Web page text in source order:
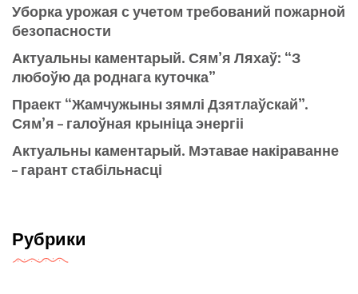
Уборка урожая с учетом требований пожарной
безопасности
Актуальны каментарый. Сям’я Ляхаў: “З
любоўю да роднага куточка”
Праект “Жамчужыны зямлі Дзятлаўскай”.
Сям’я – галоўная крыніца энергіі
Актуальны каментарый. Мэтавае накіраванне
– гарант стабільнасці
Рубрики